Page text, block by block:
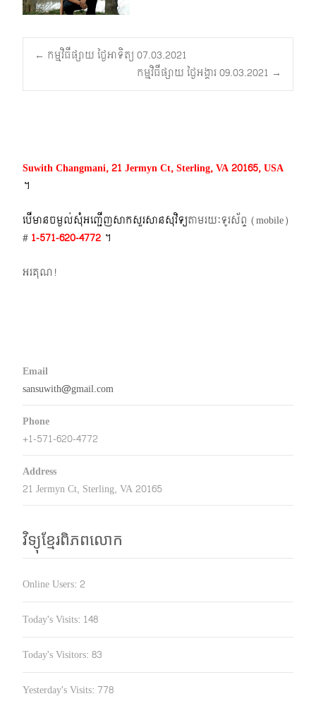
Post
navigation
← កម្មវិធីផ្សាយ ថ្ងៃអាទិត្យ 07.03.2021
កម្មវិធីផ្សាយ ថ្ងៃអង្គារ 09.03.2021 →
Suwith Changmani, 21 Jermyn Ct, Sterling, VA 20165, USA
។​
បើមានចម្ងល់​សុំអញ្ជើញសាកសួរសានសុវិទ្យតាមរយៈទូរស័ព្ទ​ (mobile)​
# 1-571-620-4772​ ។
អរគុណ!
Email
sansuwith@gmail.com
Phone
+1-571-620-4772
Address
21 Jermyn Ct, Sterling, VA 20165
វិទ្យុខ្មែរពិភពលោក
Online Users: 2
Today's Visits: 148
Today's Visitors: 83
Yesterday's Visits: 778